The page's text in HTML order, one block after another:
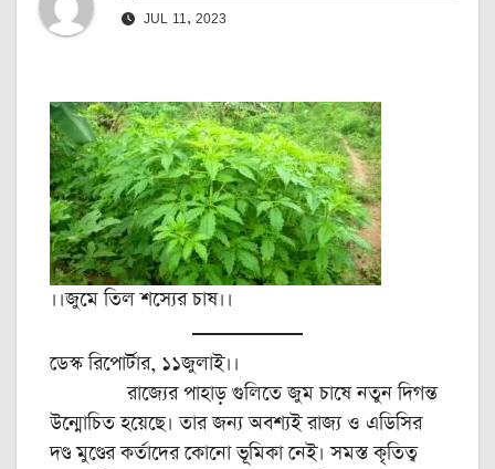
JUL 11, 2023
।।জুমে তিল শস্যের চাষ।।
ডেস্ক রিপোর্টার, ১১জুলাই।।
রাজ্যের পাহাড় গুলিতে জুম চাষে নতুন দিগন্ত
উন্মোচিত হয়েছে। তার জন্য অবশ্যই রাজ্য ও এডিসির
দণ্ড মুণ্ডের কর্তাদের কোনো ভূমিকা নেই। সমস্ত কৃতিত্ব